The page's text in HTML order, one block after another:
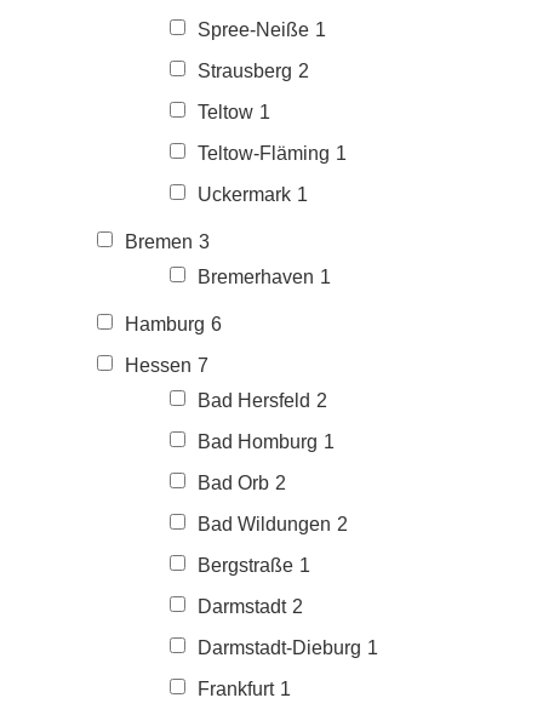
Spree-Neiße 1
Strausberg 2
Teltow 1
Teltow-Fläming 1
Uckermark 1
Bremen 3
Bremerhaven 1
Hamburg 6
Hessen 7
Bad Hersfeld 2
Bad Homburg 1
Bad Orb 2
Bad Wildungen 2
Bergstraße 1
Darmstadt 2
Darmstadt-Dieburg 1
Frankfurt 1